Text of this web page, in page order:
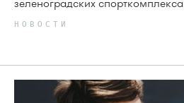
зеленоградских спорткомплекса
НОВОСТИ